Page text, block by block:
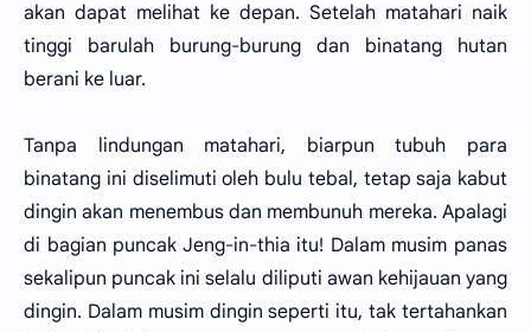
akan dapat melihat ke depan. Setelah matahari naik
tinggi barulah burung-burung dan binatang hutan
berani ke luar.
Tanpa lindungan matahari, biarpun tubuh para
binatang ini diselimuti oleh bulu tebal, tetap saja kabut
dingin akan menembus dan membunuh mereka. Apalagi
di bagian puncak Jeng-in-thia itu! Dalam musim panas
sekalipun puncak ini selalu diliputi awan kehijauan yang
dingin. Dalam musim dingin seperti itu, tak tertahankan